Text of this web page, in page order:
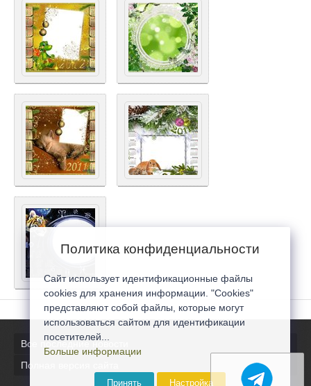
Все последние новости
Полная версия сайта
Политика конфиденциальности
Сайт использует идентификационные файлы
cookies для хранения информации. "Cookies"
представляют собой файлы, которые могут
использоваться сайтом для идентификации
посетителей...
Больше информации
Принять Настройка